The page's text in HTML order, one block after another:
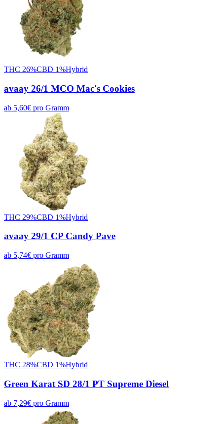
THC 26%CBD 1%Hybrid
avaay 26/1 MCO Mac's Cookies
ab 5,60€ pro Gramm
THC 29%CBD 1%Hybrid
avaay 29/1 CP Candy Pave
ab 5,74€ pro Gramm
THC 28%CBD 1%Hybrid
Green Karat SD 28/1 PT Supreme Diesel
ab 7,29€ pro Gramm